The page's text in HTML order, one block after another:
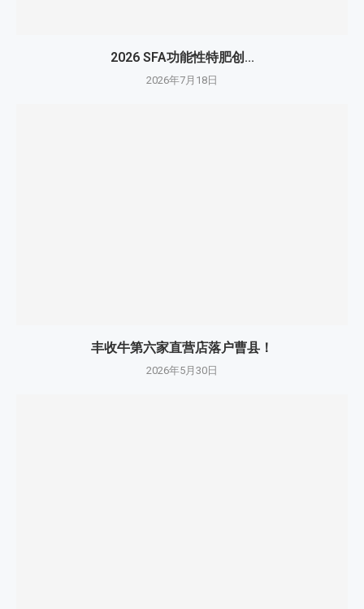
2026 SFA功能性特肥创...
2026年7月18日
丰收牛第六家直营店落户曹县！
2026年5月30日